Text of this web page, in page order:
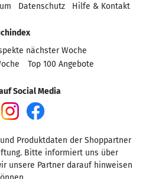
Datenschutz Hilfe & Kontakt
nächster Woche
Top 100 Angebote
Social Media
Produktdaten der Shoppartner
Bitte informiert uns über
unsere Partner darauf hinweisen